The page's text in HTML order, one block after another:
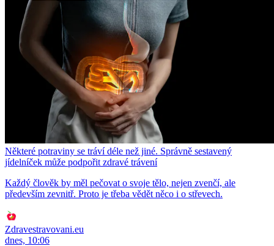
Některé potraviny se tráví déle než jiné. Správně sestavený
jídelníček může podpořit zdravé trávení
Každý člověk by měl pečovat o svoje tělo, nejen zvenčí, ale
především zevnitř. Proto je třeba vědět něco i o střevech.
Zdravestravovani.eu
dnes, 10:06